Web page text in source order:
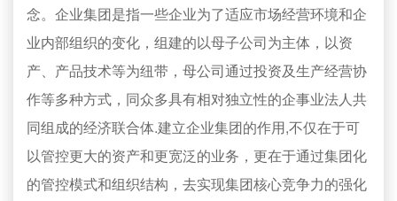
念。企业集团是指一些企业为了适应市场经营环境和企
业内部组织的变化，组建的以母子公司为主体，以资
产、产品技术等为纽带，母公司通过投资及生产经营协
作等多种方式，同众多具有相对独立性的企事业法人共
同组成的经济联合体.建立企业集团的作用,不仅在于可
以管控更大的资产和更宽泛的业务，更在于通过集团化
的管控模式和组织结构，去实现集团核心竞争力的强化